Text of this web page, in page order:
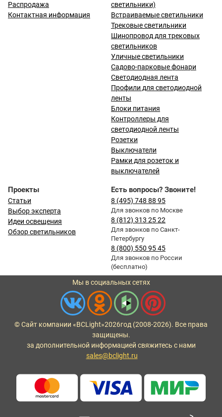
Распродажа
Контактная информация
светильники)
Встраиваемые светильники
Трековые светильники
Шинопровод для трековых
светильников
Уличные светильники
Садово-парковые фонари
Светодиодная лента
Профили для светодиодной
ленты
Блоки питания
Контроллеры для
светодиодной ленты
Розетки
Выключатели
Рамки для розеток и
выключателей
Проекты
Статьи
Выбор эксперта
Идеи освещения
Обзор светильников
Есть вопросы? Звоните!
8 (495) 748 88 95
Для звонков по Москве
8 (812) 313 25 22
Для звонков по Санкт-
Петербургу
8 (800) 550 95 45
Для звонков по России
(бесплатно)
Мы в социальных сетях
© Сайт компании «BCLight»2026год (2008-2026). Все права
защищены.
за дополнительной информацией свяжитесь с нами
sales@bclight.ru